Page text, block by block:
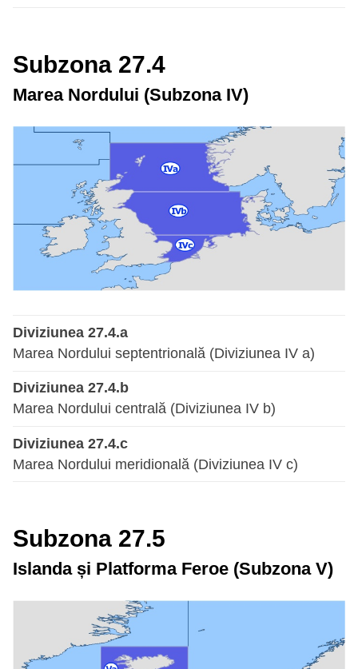
Subzona 27.4
Marea Nordului (Subzona IV)
Diviziunea 27.4.a
Marea Nordului septentrională (Diviziunea IV a)
Diviziunea 27.4.b
Marea Nordului centrală (Diviziunea IV b)
Diviziunea 27.4.c
Marea Nordului meridională (Diviziunea IV c)
Subzona 27.5
Islanda și Platforma Feroe (Subzona V)